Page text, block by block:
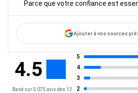
Ajouter à vos sources
4.5
Basé sur 5 075 avis des 12
5
4
3
2